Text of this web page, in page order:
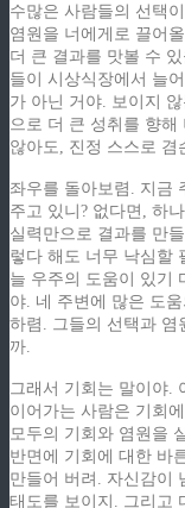
수많은 사람들의 선택
염원을 너에게로 끌어
더 큰 결과를 맛볼 수
들이 시상식장에서 늘
가 아닌 거야. 보이지
으로 더 큰 성취를 향해
않아도, 진정 스스로 겸
좌우를 돌아보렴. 지금
주고 있니? 없다면, 하
실력만으로 결과를 만
렇다 해도 너무 낙심할
늘 우주의 도움이 있기
야. 네 주변에 많은 도
하렴. 그들의 선택과 염
까.
그래서 기회는 말이야.
이어가는 사람은 기회
모두의 기회와 염원을
반면에 기회에 대한 바
만들어 버려. 자신감이
태도를 보이지. 그리고